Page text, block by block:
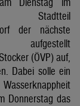
Stadtteil
der nächste
aufgestellt
(ÖVP) auf,
Dabei solle ein
Donnerstag das